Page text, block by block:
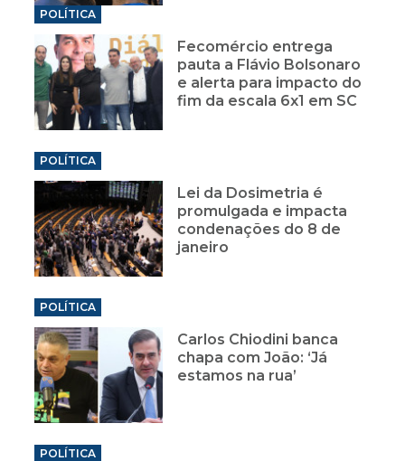
POLÍTICA
Fecomércio entrega
pauta a Flávio Bolsonaro
e alerta para impacto do
fim da escala 6x1 em SC
POLÍTICA
Lei da Dosimetria é
promulgada e impacta
condenações do 8 de
janeiro
POLÍTICA
Carlos Chiodini banca
chapa com João: ‘Já
estamos na rua’
POLÍTICA